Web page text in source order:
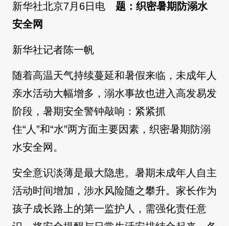
新华社北京7月6日电 题：织密暑期防溺水
安全网
新华社记者陈一帆
随着高温天气持续蔓延和暑假来临，未成年人
亲水活动大幅增多，溺水事故也进入高发易发
阶段，暑期安全警钟敲响：紧紧抓
住“人”和“水”两方面主要因素，织密暑期防溺
水安全网。
安全意识淡薄是最大隐患。暑期未成年人自主
活动时间增加，涉水风险随之攀升。家长作为
孩子成长路上的第一监护人，需强化责任意